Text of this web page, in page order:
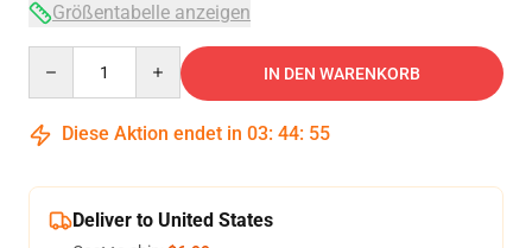
Größentabelle anzeigen
IN DEN WARENKORB
Diese Aktion endet in 03: 44: 54
Deliver to United States